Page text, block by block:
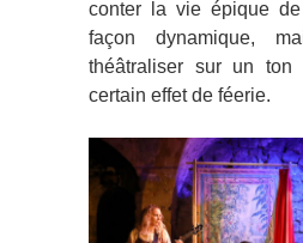
conter la vie épique
façon dynamique,
théâtraliser sur un ton
certain effet de féerie.